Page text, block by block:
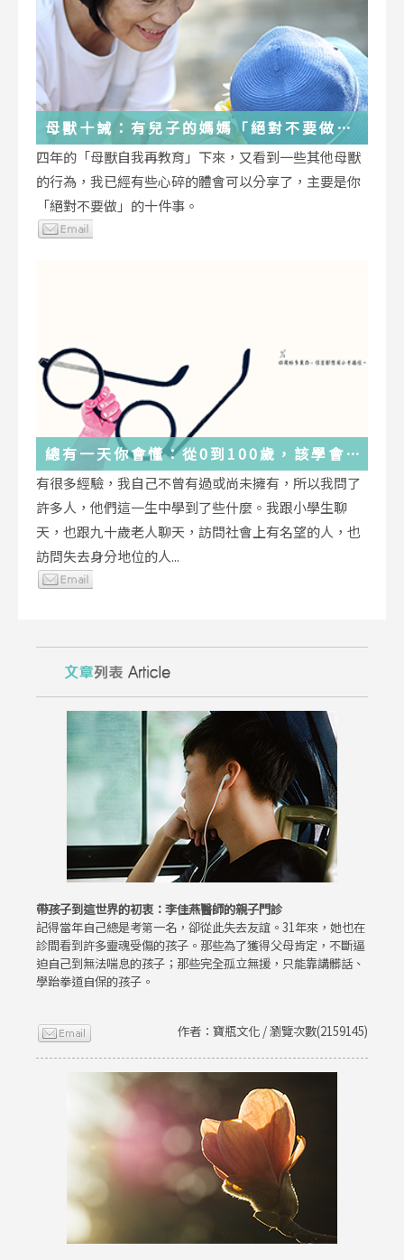
母獸十誡：有兒子的媽媽「絕對不要做」
的十件事
四年的「母獸自我再教育」下來，又看到一些其他母獸
的行為，我已經有些心碎的體會可以分享了，主要是你
「絕對不要做」的十件事。
總有一天你會懂：從0到100歲，該學會
的人生大事，都在這些生活的小事裡了
有很多經驗，我自己不曾有過或尚未擁有，所以我問了
許多人，他們這一生中學到了些什麼。我跟小學生聊
天，也跟九十歲老人聊天，訪問社會上有名望的人，也
訪問失去身分地位的人...
帶孩子到這世界的初衷：李佳燕醫師的親子門診
記得當年自己總是考第一名，卻從此失去友誼。31年來，她也在
診間看到許多靈魂受傷的孩子。那些為了獲得父母肯定，不斷逼
迫自己到無法喘息的孩子；那些完全孤立無援，只能靠講髒話、
學跆拳道自保的孩子。
作者：寶瓶文化 / 瀏覽次數(2159145)